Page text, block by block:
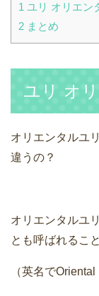
1 ユリ オリエン
2 まとめ
ユリ オ
オリエンタルユ
違うの？
オリエンタルユ
とも呼ばれるこ
（英名で